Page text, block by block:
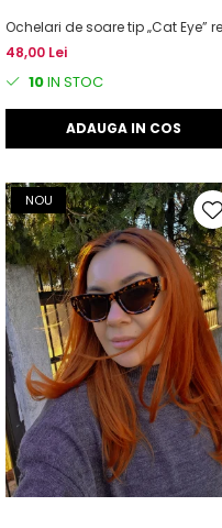
Ochelari de soare tip „Cat Eye”
48,00 Lei
10IN STOC
ADAUGA IN COS
NOU